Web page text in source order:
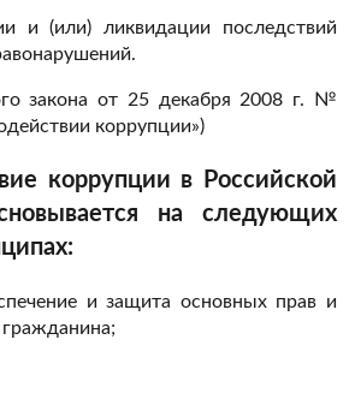
и (или) ликвидации последствий
закона от 25 декабря 2008 г. №
коррупции»)
коррупции в Российской
на следующих
и защита основных прав и